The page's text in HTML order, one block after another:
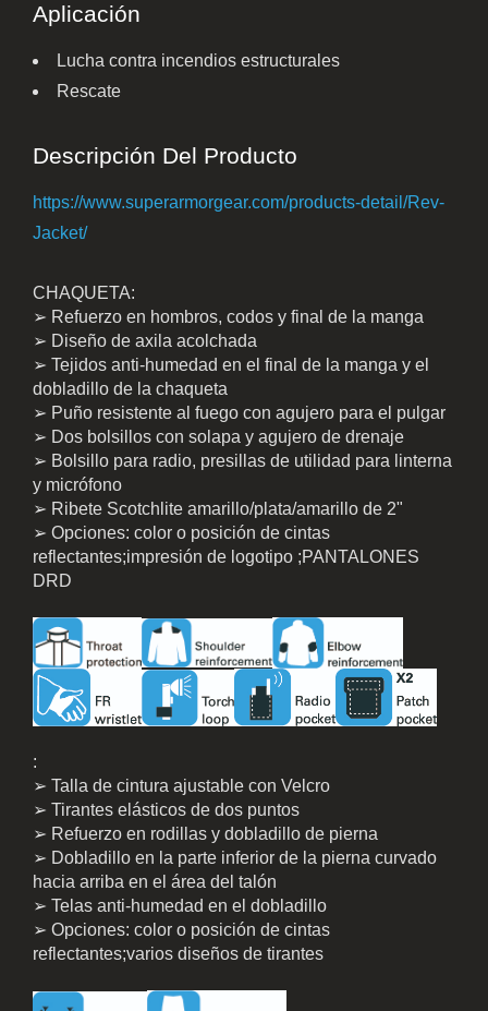
Aplicación
Lucha contra incendios estructurales
Rescate
Descripción Del Producto
https://www.superarmorgear.com/products-detail/Rev-
Jacket/
CHAQUETA:
➢ Refuerzo en hombros, codos y final de la manga
➢ Diseño de axila acolchada
➢ Tejidos anti-humedad en el final de la manga y el
dobladillo de la chaqueta
➢ Puño resistente al fuego con agujero para el pulgar
➢ Dos bolsillos con solapa y agujero de drenaje
➢ Bolsillo para radio, presillas de utilidad para linterna
y micrófono
➢ Ribete Scotchlite amarillo/plata/amarillo de 2"
➢ Opciones: color o posición de cintas
reflectantes;impresión de logotipo ;PANTALONES
DRD
:
➢ Talla de cintura ajustable con Velcro
➢ Tirantes elásticos de dos puntos
➢ Refuerzo en rodillas y dobladillo de pierna
➢ Dobladillo en la parte inferior de la pierna curvado
hacia arriba en el área del talón
➢ Telas anti-humedad en el dobladillo
➢ Opciones: color o posición de cintas
reflectantes;varios diseños de tirantes